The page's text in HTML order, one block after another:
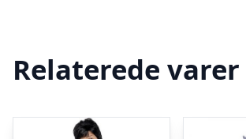
Relaterede varer